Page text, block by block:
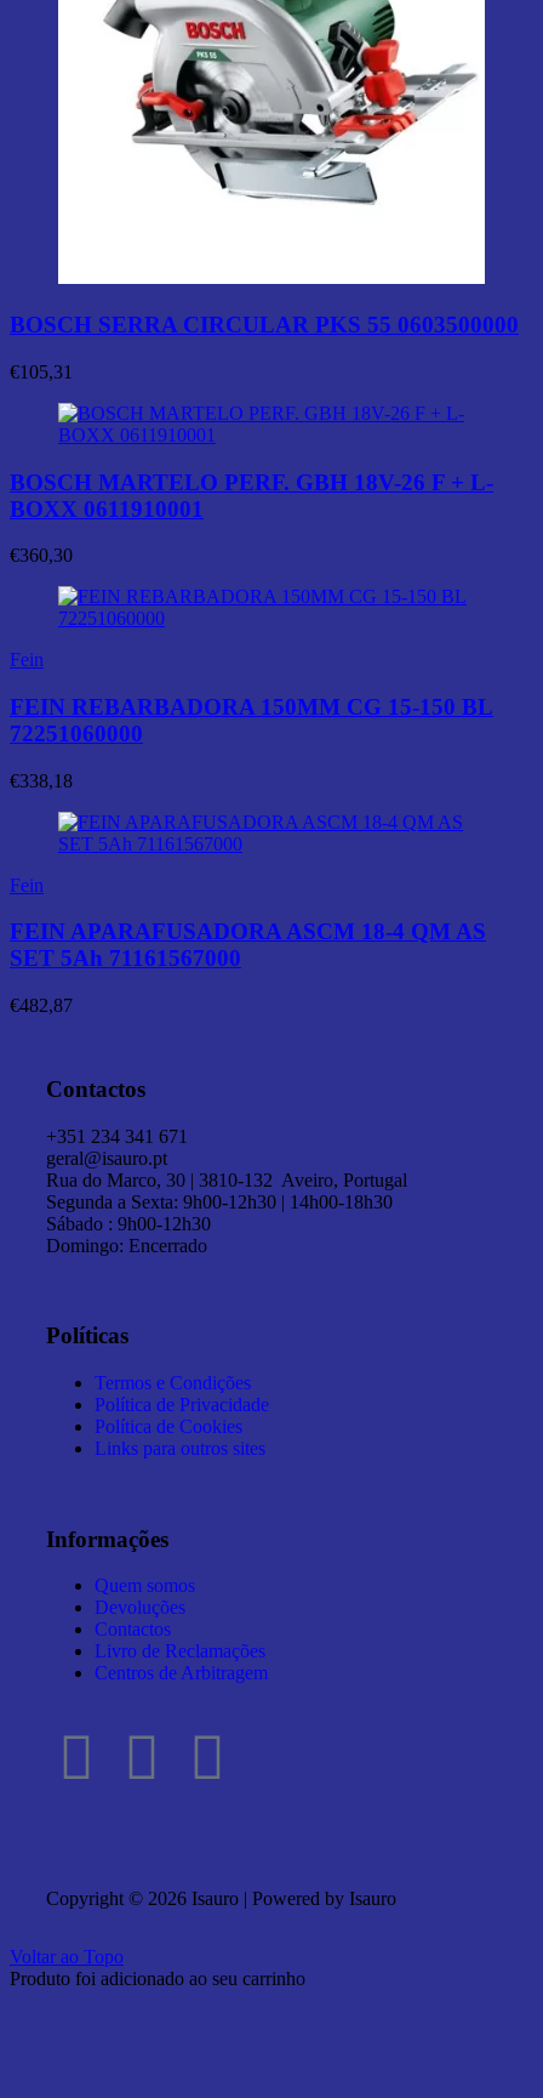
BOSCH SERRA CIRCULAR PKS 55 0603500000
€105,31
BOSCH MARTELO PERF. GBH 18V-26 F + L-
BOXX 0611910001
€360,30
Fein
FEIN REBARBADORA 150MM CG 15-150 BL
72251060000
€338,18
Fein
FEIN APARAFUSADORA ASCM 18-4 QM AS
SET 5Ah 71161567000
€482,87
Contactos
+351 234 341 671
geral@isauro.pt
Rua do Marco, 30 | 3810-132 Aveiro, Portugal
Segunda a Sexta: 9h00-12h30 | 14h00-18h30
Sábado : 9h00-12h30
Domingo: Encerrado
Políticas
Termos e Condições
Política de Privacidade
Política de Cookies
Links para outros sites
Informações
Quem somos
Devoluções
Contactos
Livro de Reclamações
Centros de Arbitragem
Copyright © 2026 Isauro | Powered by Isauro
Voltar ao Topo
Produto foi adicionado ao seu carrinho